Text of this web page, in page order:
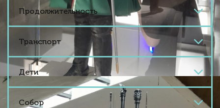
Продолжительность
Транспорт
Дети
Собор